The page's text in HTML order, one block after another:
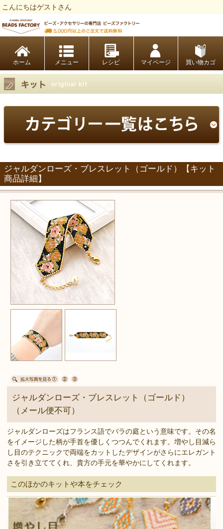
こんにちはゲストさん
ホーム レシピ マイページ 買い物カゴ
ジャルダンローズ・ブレスレット（ゴールド）【キット
商品詳細】
ジャルダンローズ・ブレスレット（ゴールド）
（メール便不可）
ジャルダンローズはフランス語でバラの庭という意味です。その名
をイメージした柄が手首を優しくつつんでくれます。増やし目減ら
し目のテクニックで両端をカットしたデザインがさらにエレガント
さを引き立ててくれ、貴方の手元を華やかにしてくれます。
このほかのキットや本をチェック